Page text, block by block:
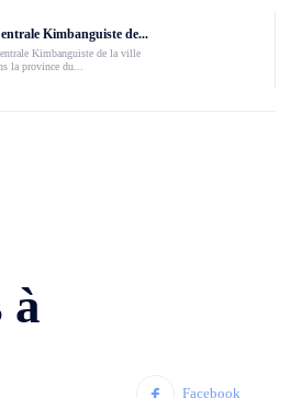
Kimbanguiste de...
Kimbanguiste de la ville
la province du...
à
Facebook